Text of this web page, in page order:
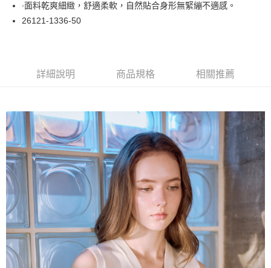
大哥付你分期
2.付款方式選擇「大哥付你分期」，訂單成立後會自動跳轉到大哥付的交易
流程，驗證手機門號後，選擇欲分期的期數、繳款截止日，確認付款後即完
4.訂單成立30分鐘內，如未前往確認交易或遇審核未通過，訂單將自動取
消。如遇「轉專審核」未通過狀況，表示未達大哥付你分期系統評分，恕無
法說明評估內容。
【繳款方式說明】
1.分期款項不併入電信帳單，「大哥付你分期」於每月結算日後寄送繳費提
醒簡訊。
2.透過簡訊連結打開帳單後，可選擇「超商條碼／台灣大直營門市／銀行轉
帳／街口支付／iPASS MONEY」等通路繳費。
【注意事項】
1.本服務係由「台灣大哥大股份有限公司」（以下簡稱本公司）所提供，讓
用戶於交易時，得透過本服務購買商品或服務，並由商店將買賣／分期付款
買賣價金債權讓與本公司後，依約使用本公司帳單繳交帳款。
2.基於同意付款使用「大哥付你分期」之契約關係目的，商店將以您的個人
資料（包含姓名、電話或地址）提供予台灣大哥大進項蒐集、處理及利用，
每筆NT$60，滿NT$1,000(含以上)免運費
付款後全家取貨
每筆NT$60，滿NT$1,000(含以上)免運費
7-11取貨付款
每筆NT$60，滿NT$1,000(含以上)免運費
付款後7-11取貨
每筆NT$60，滿NT$1,000(含以上)免運費
宅配
∙面料乾爽細緻，舒適柔軟，自然貼合身形無緊繃不適感。
26121-1336-50
詳細說明 商品規格 相關推薦